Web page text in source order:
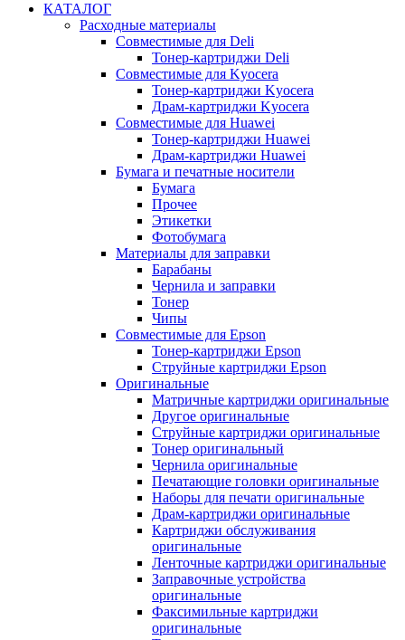
КАТАЛОГ
Расходные материалы
Совместимые для Deli
Тонер-картриджи Deli
Совместимые для Kyocera
Тонер-картриджи Kyocera
Драм-картриджи Kyocera
Совместимые для Huawei
Тонер-картриджи Huawei
Драм-картриджи Huawei
Бумага и печатные носители
Бумага
Прочее
Этикетки
Фотобумага
Материалы для заправки
Барабаны
Чернила и заправки
Тонер
Чипы
Совместимые для Epson
Тонер-картриджи Epson
Струйные картриджи Epson
Оригинальные
Матричные картриджи оригинальные
Другое оригинальные
Струйные картриджи оригинальные
Тонер оригинальный
Чернила оригинальные
Печатающие головки оригинальные
Наборы для печати оригинальные
Драм-картриджи оригинальные
Картриджи обслуживания
оригинальные
Ленточные картриджи оригинальные
Заправочные устройства
оригинальные
Факсимильные картриджи
оригинальные